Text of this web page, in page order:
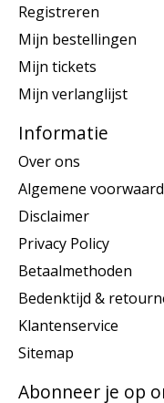
Registreren
Mijn bestellingen
Mijn tickets
Mijn verlanglijst
Informatie
Over ons
Algemene
Disclaimer
Privacy Policy
Betaalmethoden
Bedenktijd &
Klantenservice
Sitemap
Abonneer je op